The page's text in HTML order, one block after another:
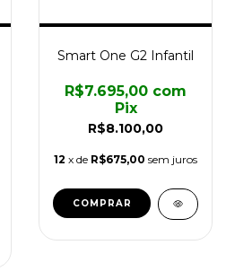
Smart One G2 Infantil
R$8.100,00
R$7.695,00 com
Pix
12 x de R$675,00 sem juros
COMPRAR